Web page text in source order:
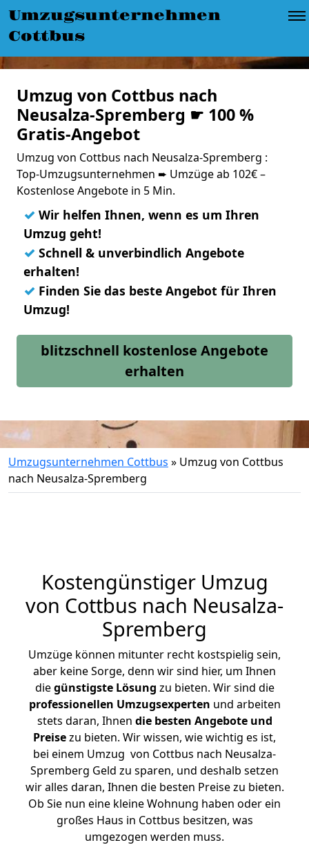
Umzugsunternehmen
Cottbus
Umzug von Cottbus nach
Neusalza-Spremberg ☛ 100 %
Gratis-Angebot
Umzug von Cottbus nach Neusalza-Spremberg :
Top-Umzugsunternehmen ➨ Umzüge ab 102€ –
Kostenlose Angebote in 5 Min.
✓ Wir helfen Ihnen, wenn es um Ihren
Umzug geht!
✓ Schnell & unverbindlich Angebote
erhalten!
✓ Finden Sie das beste Angebot für Ihren
Umzug!
blitzschnell kostenlose Angebote
erhalten
Umzugsunternehmen Cottbus » Umzug von Cottbus
nach Neusalza-Spremberg
Kostengünstiger Umzug
von Cottbus nach Neusalza-
Spremberg
Umzüge können mitunter recht kostspielig sein,
aber keine Sorge, denn wir sind hier, um Ihnen
diegünstigste Lösung zu bieten. Wir sind die
professionellen Umzugsexperten und arbeiten
stets daran, Ihnen die besten Angebote und
Preisezu bieten. Wir wissen, wie wichtig es ist,
bei einem Umzug von Cottbus nach Neusalza-
Spremberg Geld zu sparen, und deshalb setzen
wir alles daran, Ihnen die besten Preise zu bieten.
Ob Sie nun eine kleine Wohnung haben oder ein
großes Haus in Cottbus besitzen, was
umgezogen werden muss.